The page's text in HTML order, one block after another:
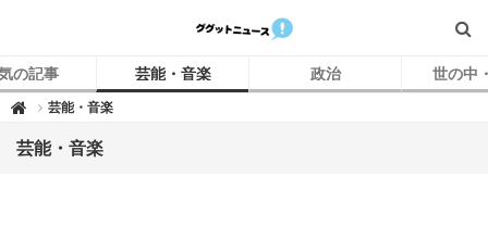
の記事 芸能・音楽 政治 世の中
 グ
ト
ニ
芸能・音楽
芸能・音楽